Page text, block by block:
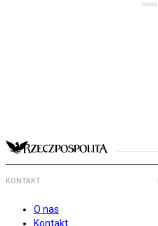
KONTAKT
O nas
Kontakt